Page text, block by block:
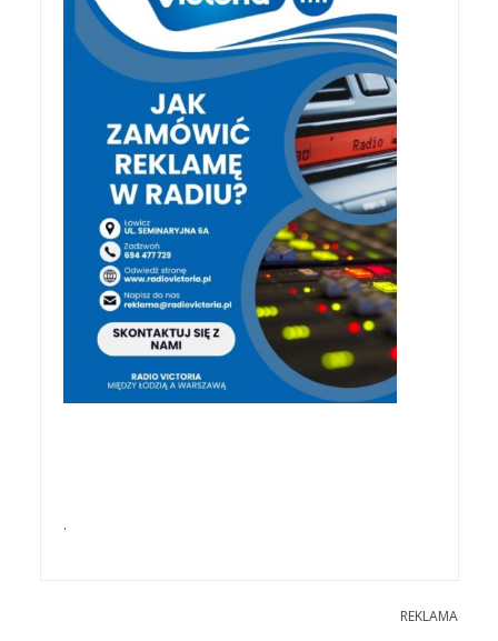
.
REKLAMA